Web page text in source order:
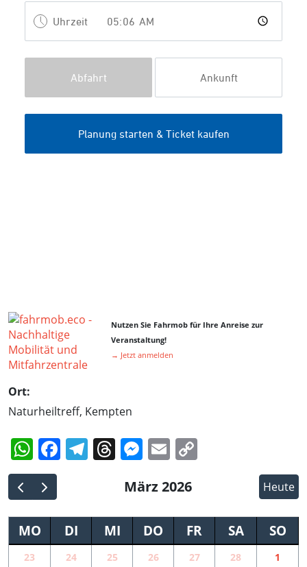
Nutzen Sie Fahrmob für Ihre Anreise zur
Veranstaltung!
→ Jetzt anmelden
Ort:
Naturheiltreff, Kempten
WhatsApp
Facebook
Telegram
Threads
Messenger
Email
März 2026 Heute
MO DI MI DO FR SA SO
23 24 25 26 27 28 1